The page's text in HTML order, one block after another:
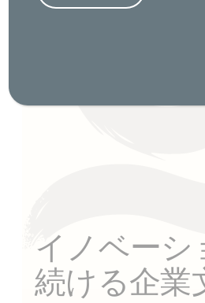
イノベーシ
続ける企業